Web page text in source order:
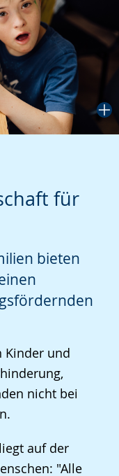
für
bieten
Kinder und
nicht bei
auf der
"Alle